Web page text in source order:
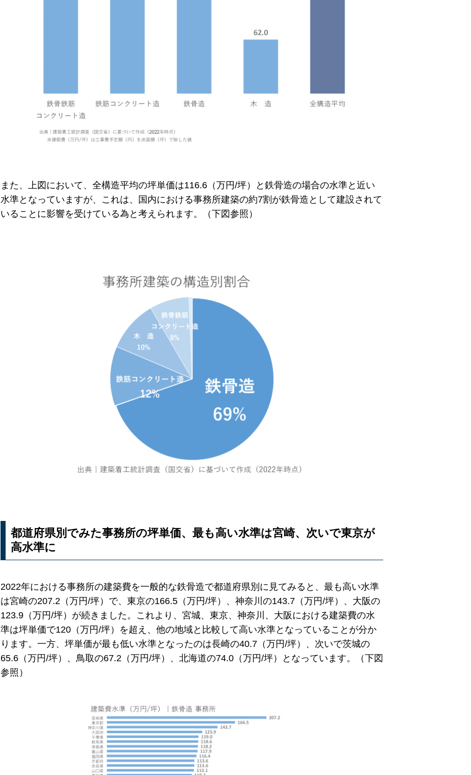
また、上図において、全構造平均の坪単価は116.6（万円/坪）と鉄骨造の場合の水準と近い
水準となっていますが、これは、国内における事務所建築の約7割が鉄骨造として建設されて
いることに影響を受けている為と考えられます。（下図参照）
都道府県別でみた事務所の坪単価、最も高い水準は宮崎、次いで東京が
高水準に
2022年における事務所の建築費を一般的な鉄骨造で都道府県別に見てみると、最も高い水準
は宮崎の207.2（万円/坪）で、東京の166.5（万円/坪）、神奈川の143.7（万円/坪）、大阪の
123.9（万円/坪）が続きました。これより、宮城、東京、神奈川、大阪における建築費の水
準は坪単価で120（万円/坪）を超え、他の地域と比較して高い水準となっていることが分か
ります。一方、坪単価が最も低い水準となったのは長崎の40.7（万円/坪）、次いで茨城の
65.6（万円/坪）、鳥取の67.2（万円/坪）、北海道の74.0（万円/坪）となっています。（下図
参照）